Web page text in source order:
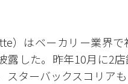
）はベーカリー業界
露した。昨年10月に2
スターバックスコリア